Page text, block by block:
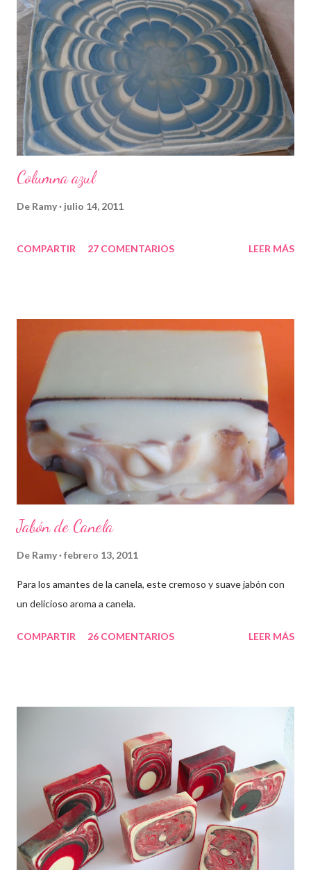
Columna azul
De Ramy julio 14, 2011
COMPARTIR 27 COMENTARIOS LEER MÁS
Jabón de Canela
De Ramy febrero 13, 2011
Para los amantes de la canela, este cremoso y suave jabón con
un delicioso aroma a canela.
COMPARTIR 26 COMENTARIOS LEER MÁS